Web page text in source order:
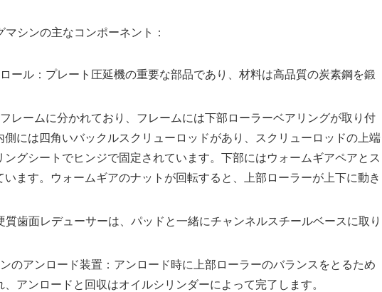
シンの主なコンポーネント：
ール：プレート圧延機の重要な部品であり、材料は高品質の炭素鋼を鍛
レームに分かれており、フレームには下部ローラーベアリングが取り付
には四角いバックルスクリューロッドがあり、スクリューロッドの上端
グシートでヒンジで固定されています。下部にはウォームギアペアとス
ます。ウォームギアのナットが回転すると、上部ローラーが上下に動き
質歯面レデューサーは、パッドと一緒にチャンネルスチールベースに取り
のアンロード装置：アンロード時に上部ローラーのバランスをとるため
アンロードと回収はオイルシリンダーによって完了します。